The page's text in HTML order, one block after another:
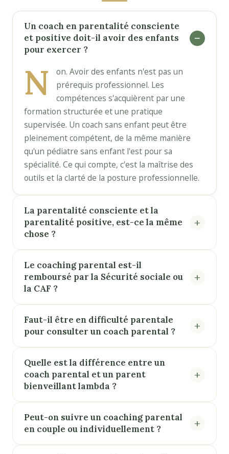
Un coach en parentalité consciente
et positive doit-il avoir des enfants
pour exercer ?
N
on. Avoir des enfants n'est pas un
prérequis professionnel. Les
compétences s'acquièrent par une
formation structurée et une pratique
supervisée. Un coach sans enfant peut être
pleinement compétent, de la même manière
qu'un pédiatre sans enfant l'est pour sa
spécialité. Ce qui compte, c'est la maîtrise des
outils et la clarté de la posture professionnelle.
La parentalité consciente et la
parentalité positive, est-ce la même
chose ?
Le coaching parental est-il
remboursé par la Sécurité sociale ou
la CAF ?
Faut-il être en difficulté parentale
pour consulter un coach parental ?
Quelle est la différence entre un
coach parental et un parent
bienveillant lambda ?
Peut-on suivre un coaching parental
en couple ou individuellement ?